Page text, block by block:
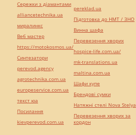
Сережки з діамантами
alliancetechnika.ua
миралинкс
Веб мастер
https://motokosmos.ua/
Синтезатори
perevod.agency
agrotechnika.com.ua
europeservice.com.ua
текст юа
Посилання
kievperevod.com.ua
pereklad.ua
Підготовка до НМТ / ЗНО
Винна шафа
Перевезення хворих
hospice-life.com.ua/
mk-translations.ua
maltina.com.ua
Шафи купе
Брендові сумки
Натяжні стелі Nova Stelya
Перевезення хворих за
кордон